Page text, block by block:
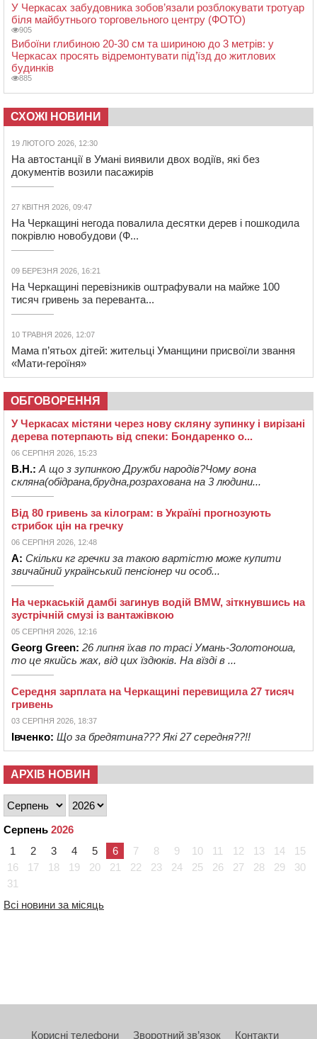
У Черкасах забудовника зобов’язали розблокувати тротуар
біля майбутнього торговельного центру (ФОТО)
905
Вибоїни глибиною 20-30 см та шириною до 3 метрів: у
Черкасах просять відремонтувати під’їзд до житлових
будинків
885
СХОЖІ НОВИНИ
19 ЛЮТОГО 2026, 12:30
На автостанції в Умані виявили двох водіїв, які без
документів возили пасажирів
27 КВІТНЯ 2026, 09:47
На Черкащині негода повалила десятки дерев і пошкодила
покрівлю новобудови (Ф...
09 БЕРЕЗНЯ 2026, 16:21
На Черкащині перевізників оштрафували на майже 100
тисяч гривень за переванта...
10 ТРАВНЯ 2026, 12:07
Мама п’ятьох дітей: жительці Уманщини присвоїли звання
«Мати‐героїня»
ОБГОВОРЕННЯ
У Черкасах містяни через нову скляну зупинку і вирізані
дерева потерпають від спеки: Бондаренко о...
06 СЕРПНЯ 2026, 15:23
В.Н.: А що з зупинкою Дружби народів?Чому вона
скляна(обідрана,брудна,розрахована на 3 людини...
Від 80 гривень за кілограм: в Україні прогнозують
стрибок цін на гречку
06 СЕРПНЯ 2026, 12:48
А: Скільки кг гречки за такою вартістю може купити
звичайний український пенсіонер чи особ...
На черкаській дамбі загинув водій BMW, зіткнувшись на
зустрічній смузі із вантажівкою
05 СЕРПНЯ 2026, 12:16
Georg Green: 26 липня їхав по трасі Умань-Золотоноша,
то це якийсь жах, від цих їздюків. На вїзді в ...
Середня зарплата на Черкащині перевищила 27 тисяч
гривень
03 СЕРПНЯ 2026, 18:37
Івченко: Що за бредятина??? Які 27 середня??!!
АРХІВ НОВИН
Серпень 2026
1
2 3 4 5 6 7 8 9 10 11 12 13 14
15
16
17 18 19 20 21 22 23 24 25 26 27 28 29
30
31
Всі новини за місяць
Корисні телефони Зворотний зв’язок Контакти